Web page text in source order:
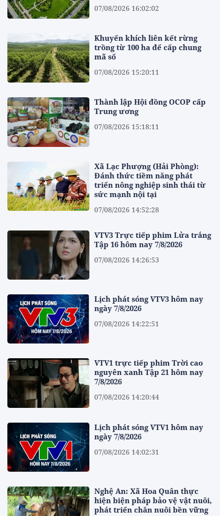
07/08/2026 16:02:02
Khuyến khích liên kết rừng
trồng từ 100 ha để cấp chung
mã số
07/08/2026 15:20:11
Thành lập Hội đồng OCOP cấp
Trung ương
07/08/2026 15:18:11
Xã Lạc Phượng (Hải Phòng):
Đánh thức tiềm năng phát
triển nông nghiệp sinh thái từ
sức mạnh nội tại
07/08/2026 14:52:28
VTV3 Trực tiếp phim Lửa trắng
Tập 16 hôm nay 7/8/2026
07/08/2026 14:26:53
Lịch phát sóng VTV3 hôm nay
ngày 7/8/2026
07/08/2026 14:22:51
VTV1 trực tiếp phim Trời cao
nguyên xanh Tập 21 hôm nay
7/8/2026
07/08/2026 14:20:44
Lịch phát sóng VTV1 hôm nay
ngày 7/8/2026
07/08/2026 14:02:31
Nghệ An: Xã Hoa Quân thực
hiện biện pháp bảo vệ vật nuôi,
phát triển chăn nuôi bền vững